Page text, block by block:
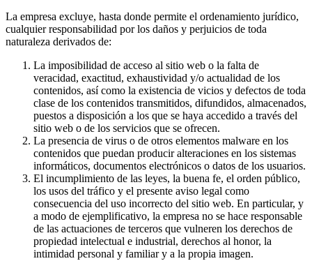
La empresa excluye, hasta donde permite el ordenamiento jurídico,
cualquier responsabilidad por los daños y perjuicios de toda
naturaleza derivados de:
La imposibilidad de acceso al sitio web o la falta de
veracidad, exactitud, exhaustividad y/o actualidad de los
contenidos, así como la existencia de vicios y defectos de toda
clase de los contenidos transmitidos, difundidos, almacenados,
puestos a disposición a los que se haya accedido a través del
sitio web o de los servicios que se ofrecen.
La presencia de virus o de otros elementos malware en los
contenidos que puedan producir alteraciones en los sistemas
informáticos, documentos electrónicos o datos de los usuarios.
El incumplimiento de las leyes, la buena fe, el orden público,
los usos del tráfico y el presente aviso legal como
consecuencia del uso incorrecto del sitio web. En particular, y
a modo de ejemplificativo, la empresa no se hace responsable
de las actuaciones de terceros que vulneren los derechos de
propiedad intelectual e industrial, derechos al honor, la
intimidad personal y familiar y a la propia imagen.